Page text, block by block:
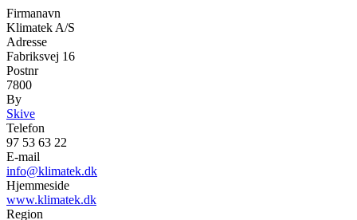
Firmanavn
Klimatek A/S
Adresse
Fabriksvej 16
Postnr
7800
By
Skive
Telefon
97 53 63 22
E-mail
info@klimatek.dk
Hjemmeside
www.klimatek.dk
Region